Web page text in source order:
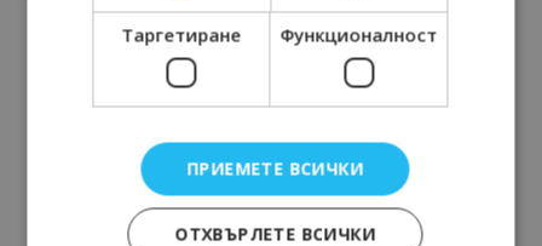
Таргетиране Функционалност
ПРИЕМЕТЕ ВСИЧКИ
ОТХВЪРЛЕТЕ ВСИЧКИ